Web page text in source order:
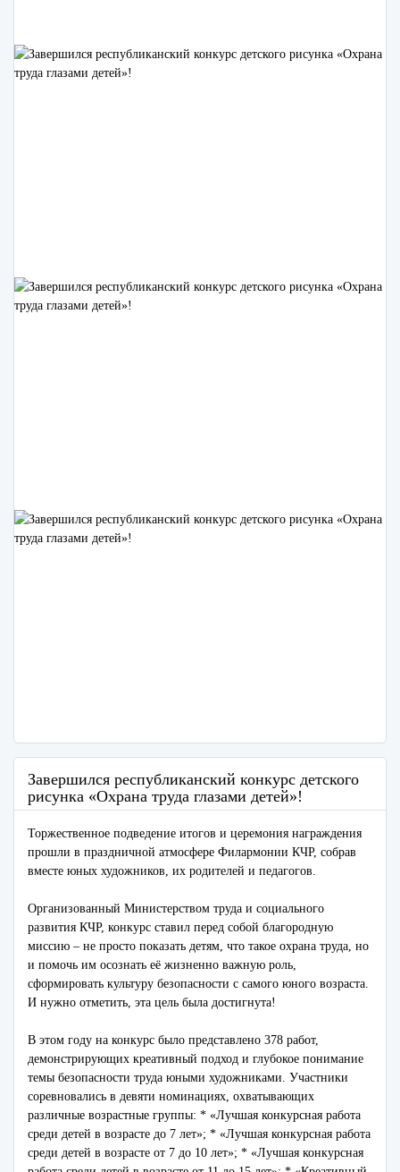
Завершился республиканский конкурс детского
рисунка «Охрана труда глазами детей»!
Торжественное подведение итогов и церемония награждения
прошли в праздничной атмосфере Филармонии КЧР, собрав
вместе юных художников, их родителей и педагогов.
Организованный Министерством труда и социального
развития КЧР, конкурс ставил перед собой благородную
миссию – не просто показать детям, что такое охрана труда, но
и помочь им осознать её жизненно важную роль,
сформировать культуру безопасности с самого юного возраста.
И нужно отметить, эта цель была достигнута!
В этом году на конкурс было представлено 378 работ,
демонстрирующих креативный подход и глубокое понимание
темы безопасности труда юными художниками. Участники
соревновались в девяти номинациях, охватывающих
различные возрастные группы: * «Лучшая конкурсная работа
среди детей в возрасте до 7 лет»; * «Лучшая конкурсная работа
среди детей в возрасте от 7 до 10 лет»; * «Лучшая конкурсная